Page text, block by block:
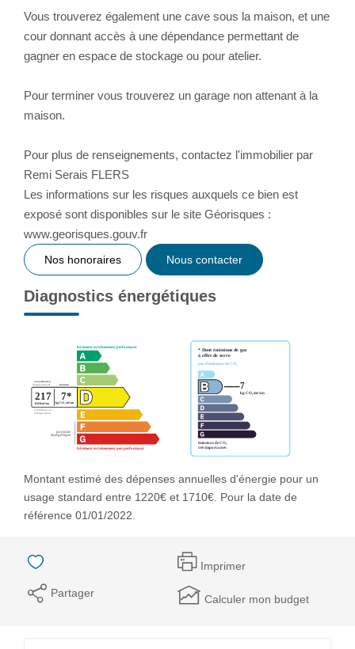
Vous trouverez également une cave sous la maison, et une
cour donnant accès à une dépendance permettant de
gagner en espace de stockage ou pour atelier.
Pour terminer vous trouverez un garage non attenant à la
maison.
Pour plus de renseignements, contactez l'immobilier par
Remi Serais FLERS
Les informations sur les risques auxquels ce bien est
exposé sont disponibles sur le site Géorisques :
www.georisques.gouv.fr
Nos honoraires Nous contacter
Diagnostics énergétiques
Montant estimé des dépenses annuelles d'énergie pour un
usage standard entre 1220€ et 1710€. Pour la date de
référence 01/01/2022.
Imprimer
Partager Calculer mon budget